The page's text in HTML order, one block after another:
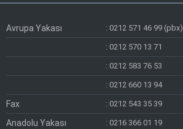
Avrupa Yakası : 0212 571 46 99 (pbx)
: 0212 570 13 71
: 0212 583 76 53
: 0212 660 13 94
Fax : 0212 543 35 39
Anadolu Yakası : 0216 366 01 19